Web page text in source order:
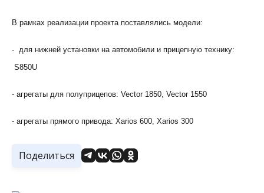
В рамках реализации проекта поставлялись модели:
- для нижней установки на автомобили и прицепную технику:
S850U
- агрегаты для полуприцепов: Vector 1850, Vector 1550
- агрегаты прямого привода: Xarios 600, Xarios 300
Поделиться